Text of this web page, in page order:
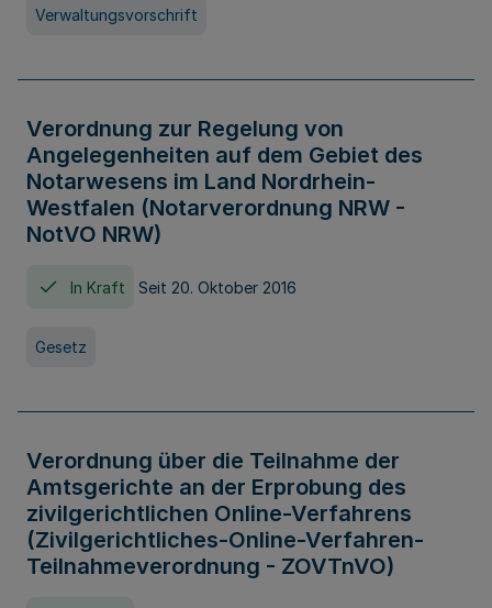
Verwaltungsvorschrift
Verordnung zur Regelung von
Angelegenheiten auf dem Gebiet des
Notarwesens im Land Nordrhein-
Westfalen (Notarverordnung NRW -
NotVO NRW)
In Kraft Seit 20. Oktober 2016
Gesetz
Verordnung über die Teilnahme der
Amtsgerichte an der Erprobung des
zivilgerichtlichen Online-Verfahrens
(Zivilgerichtliches-Online-Verfahren-
Teilnahmeverordnung - ZOVTnVO)